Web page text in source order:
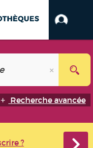
Recherche avancée
?